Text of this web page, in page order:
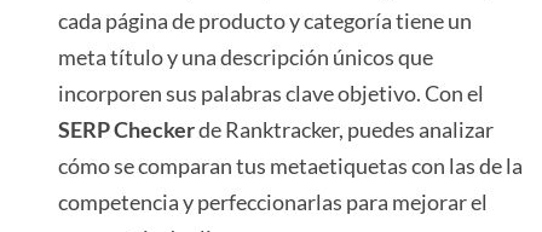
cada página de producto y categoría tiene un
meta título y una descripción únicos que
incorporen sus palabras clave objetivo. Con el
SERP Checkerde Ranktracker, puedes analizar
cómo se comparan tus metaetiquetas con las de la
competencia y perfeccionarlas para mejorar el